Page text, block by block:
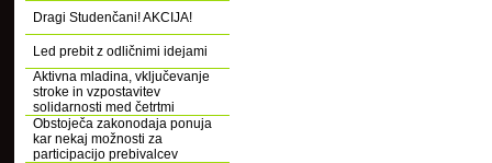
Dragi Studenčani! AKCIJA!
Led prebit z odličnimi idejami
Aktivna mladina, vključevanje
stroke in vzpostavitev
solidarnosti med četrtmi
Obstoječa zakonodaja ponuja
kar nekaj možnosti za
participacijo prebivalcev